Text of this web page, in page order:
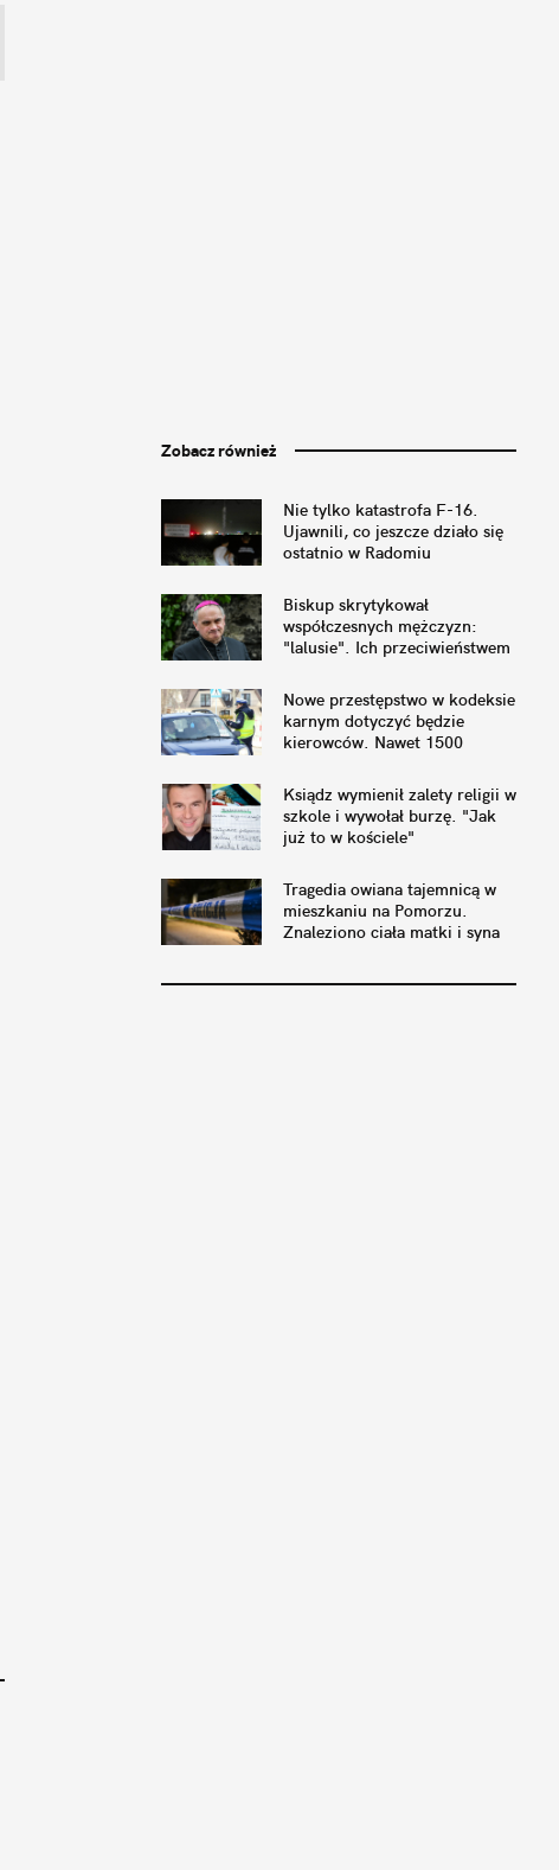
Zobacz również
Nie tylko katastrofa F-16.
Ujawnili, co jeszcze działo się
ostatnio w Radomiu
Biskup skrytykował
współczesnych mężczyzn:
"lalusie". Ich przeciwieństwem
Nowe przestępstwo w kodeksie
karnym dotyczyć będzie
kierowców. Nawet 1500
Ksiądz wymienił zalety religii w
szkole i wywołał burzę. "Jak
już to w kościele"
Tragedia owiana tajemnicą w
mieszkaniu na Pomorzu.
Znaleziono ciała matki i syna